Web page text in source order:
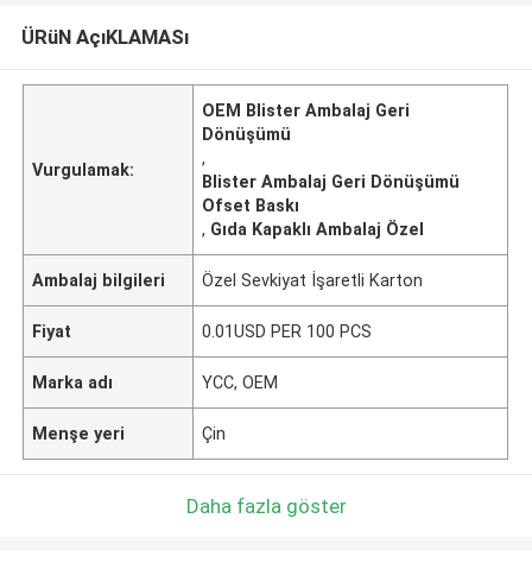
ÜRüN AçıKLAMASı
Vurgulamak:
OEM Blister Ambalaj Geri
Dönüşümü
,
Blister Ambalaj Geri Dönüşümü
Ofset Baskı
, Gıda Kapaklı Ambalaj Özel
Ambalaj bilgileri Özel Sevkiyat İşaretli Karton
Fiyat 0.01USD PER 100 PCS
Marka adı YCC, OEM
Menşe yeri Çin
Daha fazla göster